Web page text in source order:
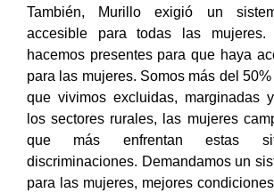
También, Murillo exigió un
accesible para todas las
hacemos presentes para que haya
para las mujeres. Somos más del
que vivimos excluidas, marginadas
los sectores rurales, las mujeres
que más enfrentan estas
discriminaciones. Demandamos un
para las mujeres, mejores